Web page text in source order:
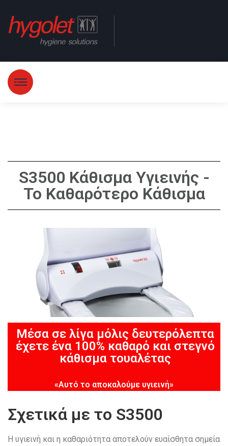
S3500 Κάθισμα Υγιεινής -
Το Καθαρότερο Κάθισμα
Μέσα σε λίγα μόλις δευτερόλεπτα
έχετε ένα 100% καθαρό και στεγνό
κάθισμα τουαλέτας
«Αυτό το αποκαλούμε υγιεινή»
Σχετικά με το S3500
Η υγιεινή και η καθαριότητα αποτελούν ευαίσθητα σημεία